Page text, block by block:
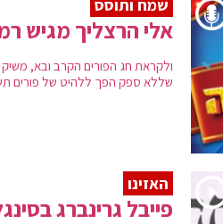
שמח ותוסס
אלי הרצליך מגיש
ולקראת חג הפורים הקרב ובא,
שללא ספק הפך ללהיט של פורים
האזינו
פייבל גרינברג